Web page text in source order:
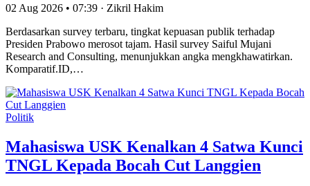
02 Aug 2026 • 07:39 · Zikril Hakim
Berdasarkan survey terbaru, tingkat kepuasan publik terhadap
Presiden Prabowo merosot tajam. Hasil survey Saiful Mujani
Research and Consulting, menunjukkan angka mengkhawatirkan.
Komparatif.ID,…
Politik
Mahasiswa USK Kenalkan 4 Satwa Kunci
TNGL Kepada Bocah Cut Langgien